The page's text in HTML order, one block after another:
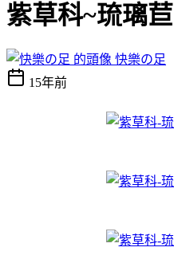
紫草科~琉璃苣
快樂の足
15年前